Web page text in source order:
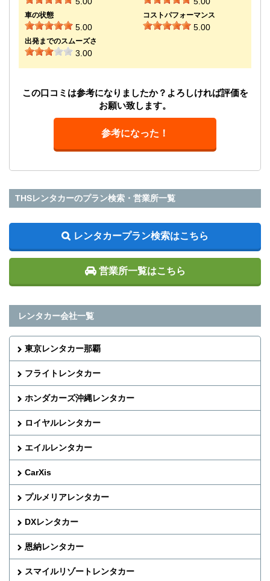
車の状態
5.00
コストパフォーマンス
5.00
出発までのスムーズさ
3.00
この口コミは参考になりましたか？よろしければ評価を
お願い致します。
参考になった！
THSレンタカーのプラン検索・営業所一覧
レンタカープラン検索はこちら
営業所一覧はこちら
レンタカー会社一覧
東京レンタカー那覇
フライトレンタカー
ホンダカーズ沖縄レンタカー
ロイヤルレンタカー
エイルレンタカー
CarXis
プルメリアレンタカー
DXレンタカー
恩納レンタカー
スマイルリゾートレンタカー